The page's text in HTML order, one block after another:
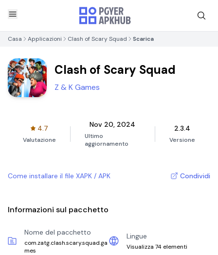
Casa Applicazioni Clash of Scary Squad Scarica
Clash of Scary Squad
Z & K Games
4.7
Valutazione
Nov 20, 2024
Ultimo
aggiornamento
2.3.4
Versione
Come installare il file XAPK / APK Condividi
Informazioni sul pacchetto
Nome del pacchetto
com.zatg.clash.scary.squad.ga
mes
Lingue
Visualizza 74 elementi